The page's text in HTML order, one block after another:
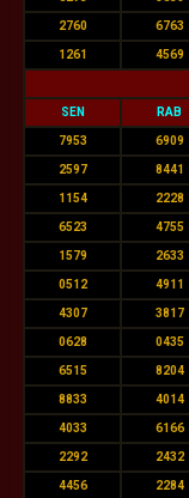
2760 6763
1261 4569
SEN RAB
7953 6909
2597 8441
1154 2228
6523 4755
1579 2633
0512 4911
4307 3817
0628 0435
6515 8204
8833 4014
4033 6166
2292 2432
4456 2284